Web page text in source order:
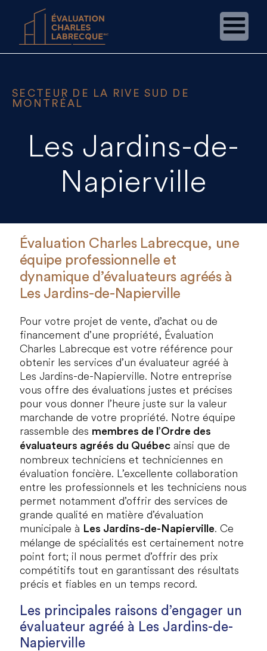
SECTEUR DE LA RIVE SUD DE
MONTRÉAL
Les Jardins-de-
Napierville
Évaluation Charles Labrecque, une
équipe professionnelle et
dynamique d’évaluateurs agréés à
Les Jardins-de-Napierville
Pour votre projet de vente, d’achat ou de
financement d’une propriété, Évaluation
Charles Labrecque est votre référence pour
obtenir les services d’un évaluateur agréé à
Les Jardins-de-Napierville. Notre entreprise
vous offre des évaluations justes et précises
pour vous donner l’heure juste sur la valeur
marchande de votre propriété. Notre équipe
rassemble des membres de l’Ordre des
évaluateurs agréés du Québecainsi que de
nombreux techniciens et techniciennes en
évaluation foncière. L’excellente collaboration
entre les professionnels et les techniciens nous
permet notamment d’offrir des services de
grande qualité en matière d’évaluation
municipale à Les Jardins-de-Napierville. Ce
mélange de spécialités est certainement notre
point fort; il nous permet d’offrir des prix
compétitifs tout en garantissant des résultats
précis et fiables en un temps record.
Les principales raisons d’engager un
évaluateur agréé à Les Jardins-de-
Napierville